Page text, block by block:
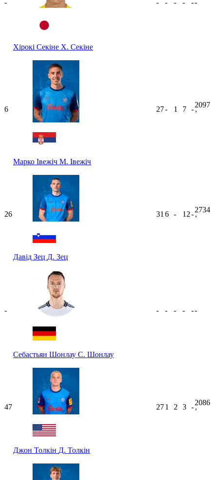
-
Хірокі Секіне Х. Секіне
- - - - --
6
Марко Івежіч М. Івежіч
27- 1 7 -
2097
ʼ
26
Давід Зец Д. Зец
31 6 - 12-
2734
ʼ
-
Себастьян Шонлау С. Шонлау
- - - - --
47
Джон Толкін Д. Толкін
271 2 3 -
2086
ʼ